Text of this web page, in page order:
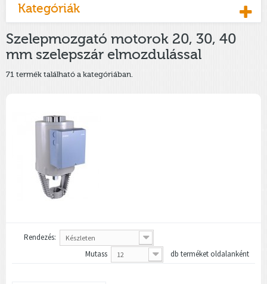
Kategóriák
Szelepmozgató motorok 20, 30, 40
mm szelepszár elmozdulással
71 termék található a kategóriában.
Rendezés: Készleten
Mutass 12 db terméket oldalanként